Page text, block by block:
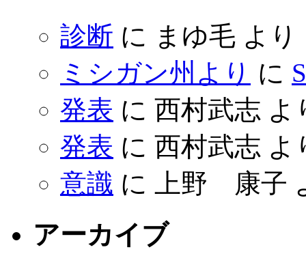
診断 に まゆ毛 より
ミシガン州より に
発表 に 西村武志 よ
発表 に 西村武志 よ
意識 に 上野 康子
アーカイブ